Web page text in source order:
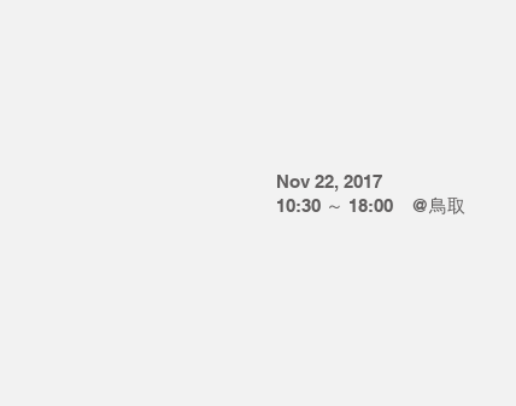
Nov 22, 2017
10:30 ～ 18:00 @鳥取